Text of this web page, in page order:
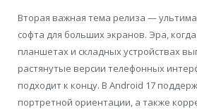
Вторая важная тема релиза —
софта для больших экранов. Эра,
планшетах и складных устройствах
растянутые версии телефонных
подходит к концу. В Android 17
портретной ориентации, а также